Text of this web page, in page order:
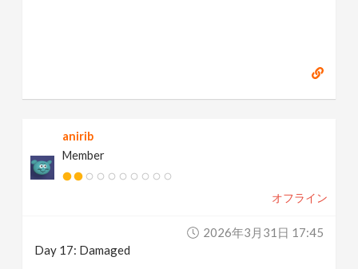
anirib
Member
オフライン
2026年3月31日 17:45
Day 17: Damaged